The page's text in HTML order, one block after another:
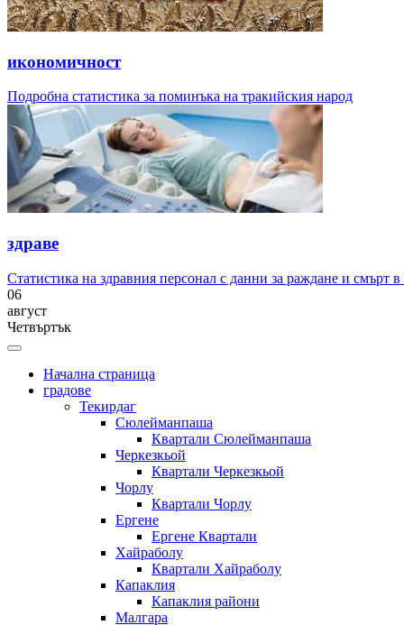
икономичност
Подробна статистика за поминъка на тракийския народ
здраве
Статистика на здравния персонал с данни за раждане и смърт
06
август
Четвъртък
Начална страница
градове
Текирдаг
Сюлейманпаша
Квартали Сюлейманпаша
Черкезкьой
Квартали Черкезкьой
Чорлу
Квартали Чорлу
Ергене
Ергене Квартали
Хайраболу
Квартали Хайраболу
Капаклия
Капаклия райони
Малгара